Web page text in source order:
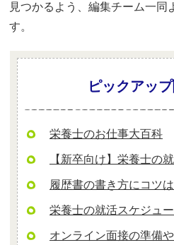
見つかるよう、編集チーム一同
す。
ピックアッ
栄養士のお仕事大百科
【新卒向け】栄養士の
履歴書の書き方にコツ
栄養士の就活スケジュ
オンライン面接の準備